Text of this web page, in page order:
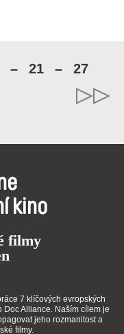
– 21 –
27
kino
filmy
7 klíčových evropských
Alliance. Naším cílem je
jeho rozmanitost a
filmy.